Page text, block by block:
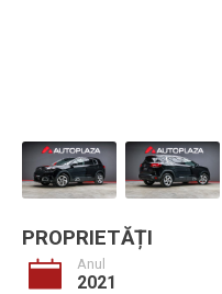
PROPRIETĂȚI
Anul
2021